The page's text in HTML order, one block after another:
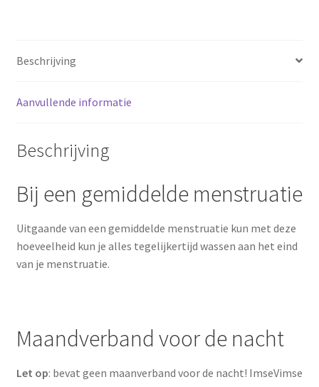
Beschrijving
Aanvullende informatie
Beschrijving
Bij een gemiddelde menstruatie
Uitgaande van een gemiddelde menstruatie kun met deze
hoeveelheid kun je alles tegelijkertijd wassen aan het eind
van je menstruatie.
Maandverband voor de nacht
Let op: bevat geen maanverband voor de nacht! ImseVimse